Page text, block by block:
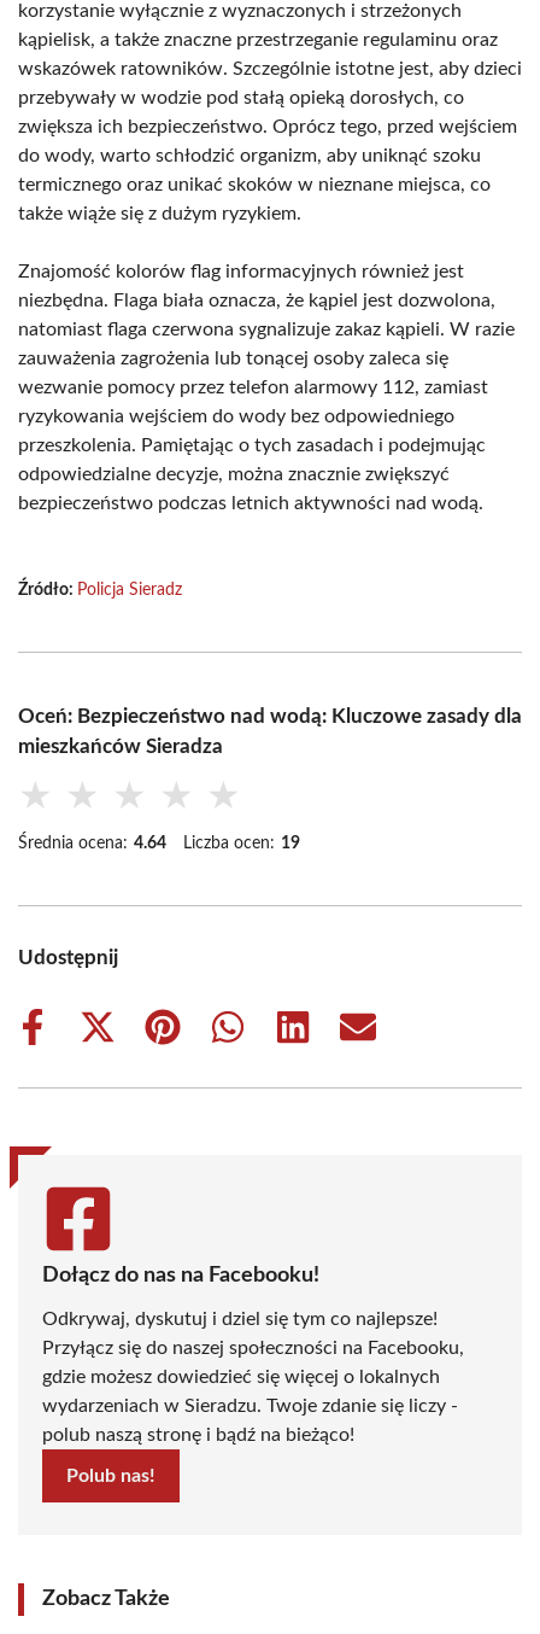
korzystanie wyłącznie z wyznaczonych i strzeżonych
kąpielisk, a także znaczne przestrzeganie regulaminu oraz
wskazówek ratowników. Szczególnie istotne jest, aby dzieci
przebywały w wodzie pod stałą opieką dorosłych, co
zwiększa ich bezpieczeństwo. Oprócz tego, przed wejściem
do wody, warto schłodzić organizm, aby uniknąć szoku
termicznego oraz unikać skoków w nieznane miejsca, co
także wiąże się z dużym ryzykiem.
Znajomość kolorów flag informacyjnych również jest
niezbędna. Flaga biała oznacza, że kąpiel jest dozwolona,
natomiast flaga czerwona sygnalizuje zakaz kąpieli. W razie
zauważenia zagrożenia lub tonącej osoby zaleca się
wezwanie pomocy przez telefon alarmowy 112, zamiast
ryzykowania wejściem do wody bez odpowiedniego
przeszkolenia. Pamiętając o tych zasadach i podejmując
odpowiedzialne decyzje, można znacznie zwiększyć
bezpieczeństwo podczas letnich aktywności nad wodą.
Źródło: Policja Sieradz
Oceń: Bezpieczeństwo nad wodą: Kluczowe zasady dla
mieszkańców Sieradza
★ ★ ★ ★ ★
Średnia ocena: 4.64 Liczba ocen: 19
Udostępnij
Share
Share
(Twitter)
Share
Share
Share
Share
Dołącz do nas na Facebooku!
Odkrywaj, dyskutuj i dziel się tym co najlepsze!
Przyłącz się do naszej społeczności na Facebooku,
gdzie możesz dowiedzieć się więcej o lokalnych
wydarzeniach w Sieradzu. Twoje zdanie się liczy -
polub naszą stronę i bądź na bieżąco!
Polub nas!
Zobacz Także